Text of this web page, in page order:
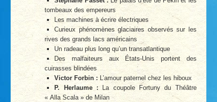
tombeaux des empereurs
Les machines à écrire électriques
Curieux phénomènes glaciaires observés sur les
rives des grands lacs américains
Un radeau plus long qu’un transatlantique
Des malfaiteurs aux États-Unis portent des
cuirasses blindées
Victor Forbin : L’amour paternel chez les hiboux
P. Herlaume : La coupole Fortuny du Théâtre
« Alla Scala » de Milan